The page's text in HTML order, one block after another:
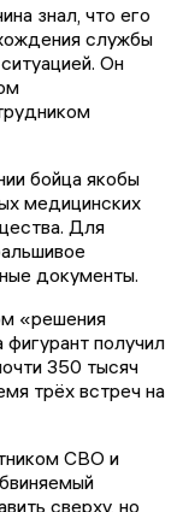
знал, что его
службы
Он
бойца якобы
медицинских
Для
документы.
«решения
получил
350 тысяч
трёх встреч на
СВО и
сверху, но